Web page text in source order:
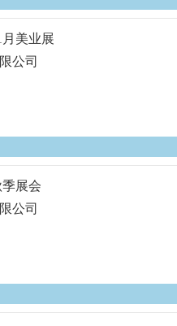
月美业展
公司
季展会
公司